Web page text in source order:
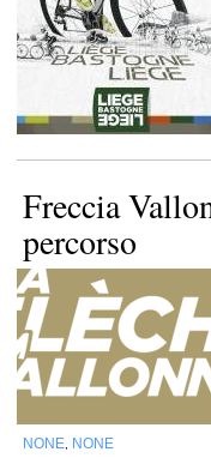
Freccia
percorso
NONE NONE